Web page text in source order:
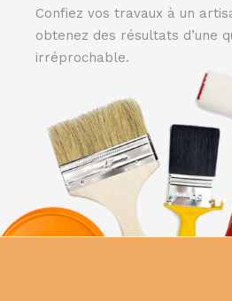
Confiez vos travaux à un
obtenez des résultats d’une
irréprochable.